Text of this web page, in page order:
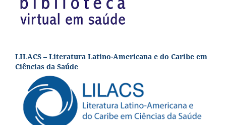
LILACS – Literatura Latino-Americana e do Caribe em
Ciências da Saúde